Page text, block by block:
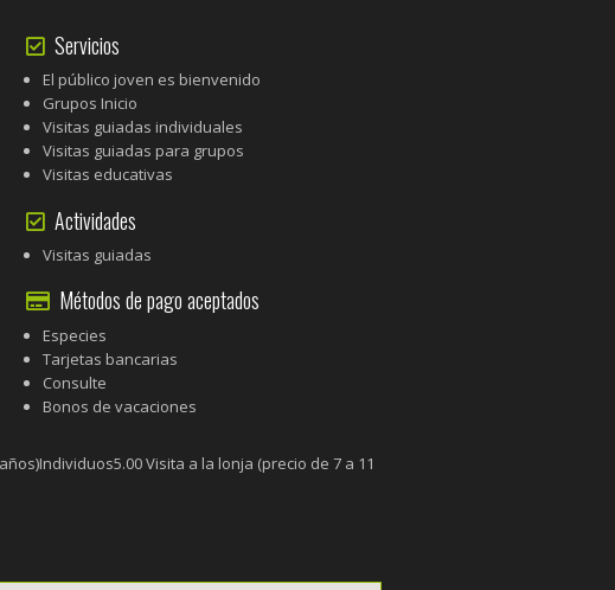
Servicios
El público joven es bienvenido
Grupos Inicio
Visitas guiadas individuales
Visitas guiadas para grupos
Visitas educativas
Actividades
Visitas guiadas
Métodos de pago aceptados
Especies
Tarjetas bancarias
Consulte
Bonos de vacaciones
Visita a la lonja (precio de 7 a 11